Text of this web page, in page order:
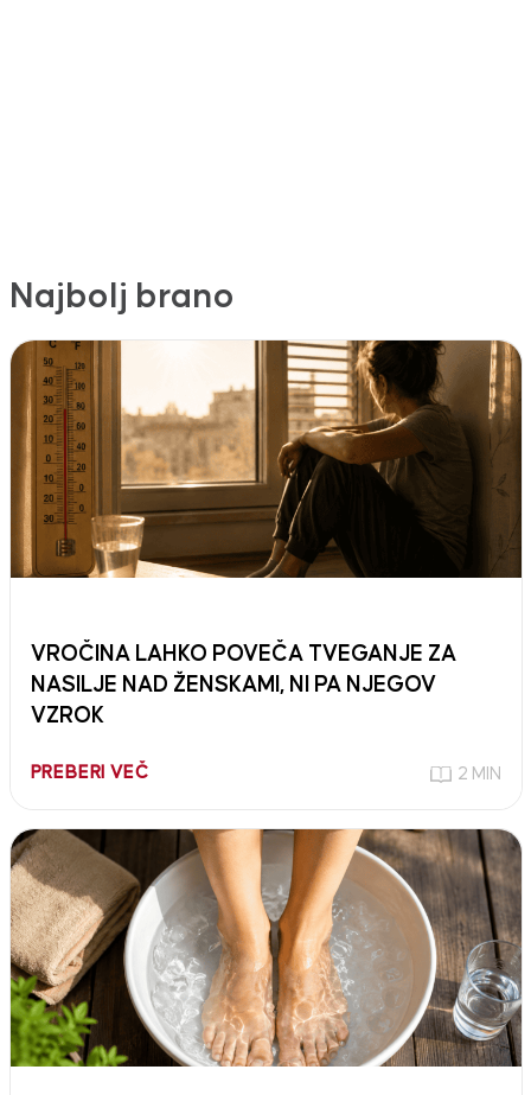
Najbolj brano
VROČINA LAHKO POVEČA TVEGANJE ZA
NASILJE NAD ŽENSKAMI, NI PA NJEGOV
VZROK
PREBERI VEČ 2 MIN